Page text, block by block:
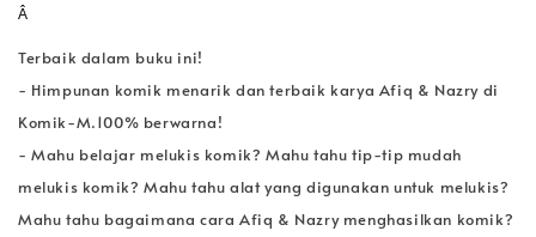
Â
Terbaik dalam buku ini!
- Himpunan komik menarik dan terbaik karya Afiq & Nazry di
Komik-M.100% berwarna!
- Mahu belajar melukis komik? Mahu tahu tip-tip mudah
melukis komik? Mahu tahu alat yang digunakan untuk melukis?
Mahu tahu bagaimana cara Afiq & Nazry menghasilkan komik?